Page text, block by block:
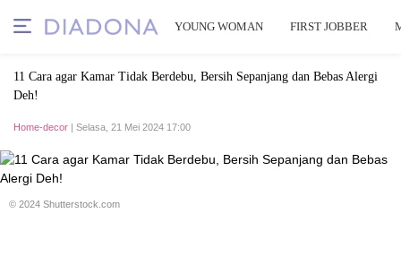
YOUNG WOMAN FIRST JOBBER
11 Cara agar Kamar Tidak Berdebu, Bersih Sepanjang dan Bebas Alergi
Deh!
Home-decor | Selasa, 21 Mei 2024 17:00
© 2024 Shutterstock.com